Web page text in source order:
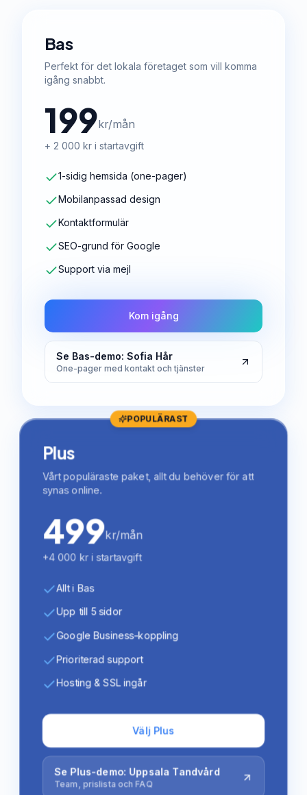
Bas
Perfekt för det lokala företaget som vill komma
igång snabbt.
199kr/mån
+ 2 000 kr i startavgift
1-sidig hemsida (one-pager)
Mobilanpassad design
Kontaktformulär
SEO-grund för Google
Support via mejl
Kom igång
Se Bas-demo: Sofia Hår
One-pager med kontakt och tjänster
POPULÄRAST
Plus
Vårt populäraste paket, allt du behöver för att
synas online.
499kr/mån
+4 000 kr i startavgift
Allt i Bas
Upp till 5 sidor
Google Business-koppling
Prioriterad support
Hosting & SSL ingår
Välj Plus
Se Plus-demo: Uppsala Tandvård
Team, prislista och FAQ